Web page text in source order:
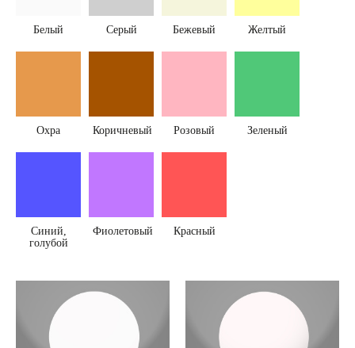
Белый Серый Бежевый Желтый
Охра Коричневый Розовый Зеленый
Синий,
голубой
Фиолетовый Красный